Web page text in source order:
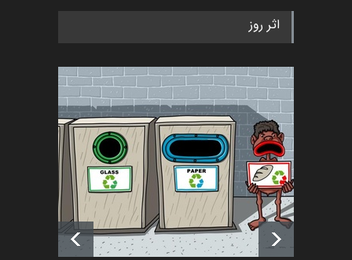
فراخوان رویداد کارگاهی کارتون و
اخبار 6 ماه قبل
تسلیت به همکار | سهراب خیری
اخبار 6 ماه قبل
آغاز دوره‌های تخصصی فصل
تابستان 1405 خانه کاریکات…
اخبار حدود یک ماه قبل
اثر روز